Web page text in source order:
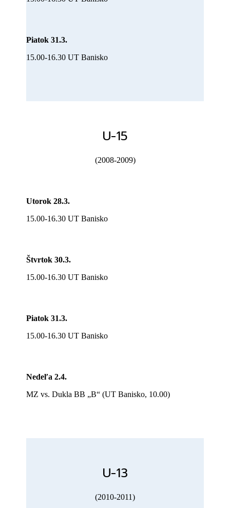
Piatok 31.3.
15.00-16.30 UT Banisko
U-15
(2008-2009)
Utorok 28.3.
15.00-16.30 UT Banisko
Štvrtok 30.3.
15.00-16.30 UT Banisko
Piatok 31.3.
15.00-16.30 UT Banisko
Nedeľa 2.4.
MZ vs. Dukla BB „B“ (UT Banisko, 10.00)
U-13
(2010-2011)